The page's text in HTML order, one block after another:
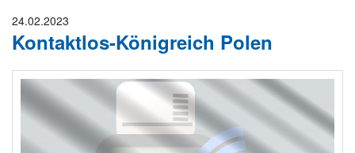
24.02.2023
Kontaktlos-Königreich Polen